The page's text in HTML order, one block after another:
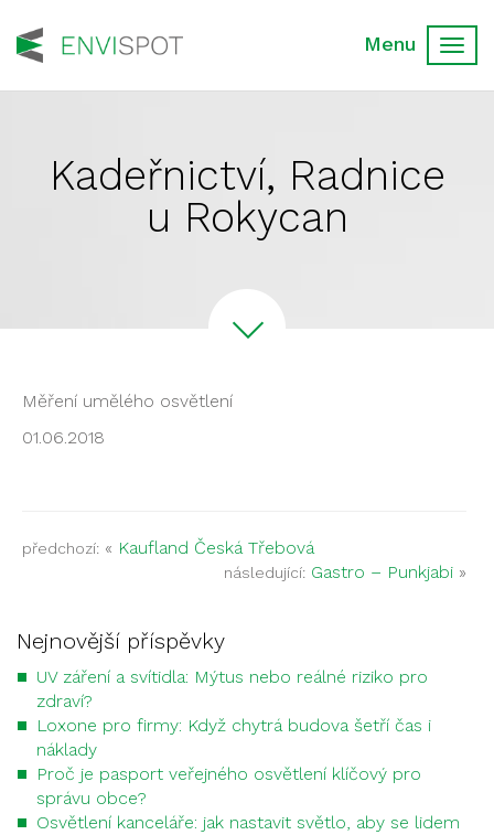
Kadeřnictví, Radnice
u Rokycan
Měření umělého osvětlení
01.06.2018
předchozí: « Kaufland Česká Třebová
následující: Gastro – Punkjabi »
Nejnovější příspěvky
UV záření a svítidla: Mýtus nebo reálné riziko pro
zdraví?
Loxone pro firmy: Když chytrá budova šetří čas i
náklady
Proč je pasport veřejného osvětlení klíčový pro
správu obce?
Osvětlení kanceláře: jak nastavit světlo, aby se lidem